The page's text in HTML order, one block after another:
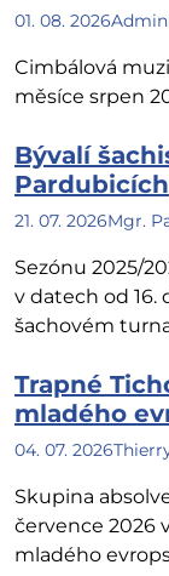
01. 08. 2026
Cimbálová
měsíce srpen
Bývalí
Pardubicích
21. 07. 2026Mgr.
Sezónu 2025/
v datech od 16.
šachovém
Trapné
mladého
04. 07. 2026
Skupina
července 2026
mladého